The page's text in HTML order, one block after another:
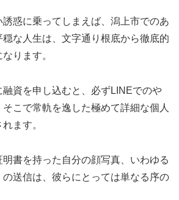
惑に乗ってしまえば、潟上市でのあ
な人生は、文字通り根底から徹底的
ります。
融資を申し込むと、必ずLINEでのや
こで常軌を逸した極めて詳細な個人
ます。
書を持った自分の顔写真、いわゆる
の送信は、彼らにとっては単なる序の